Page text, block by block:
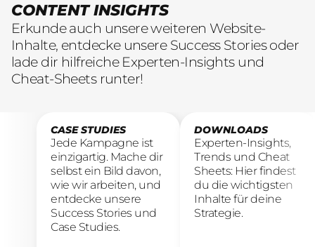
CONTENT INSIGHTS
Erkunde auch unsere weiteren Website-
Inhalte, entdecke unsere Success Stories oder
lade dir hilfreiche Experten-Insights und
Cheat-Sheets runter!
CASE STUDIES
Jede Kampagne ist
einzigartig. Mache dir
selbst ein Bild davon,
wie wir arbeiten, und
entdecke unsere
Success Stories und
Case Studies.
DOWNLOADS
Experten-Insights,
Trends und Cheat
Sheets: Hier findest
du die wichtigsten
Inhalte für deine
Strategie.